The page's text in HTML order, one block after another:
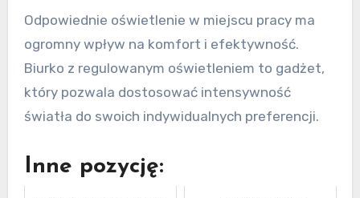
Odpowiednie oświetlenie w miejscu pracy ma
ogromny wpływ na komfort i efektywność.
Biurko z regulowanym oświetleniem to gadżet,
który pozwala dostosować intensywność
światła do swoich indywidualnych preferencji.
Inne pozycję: